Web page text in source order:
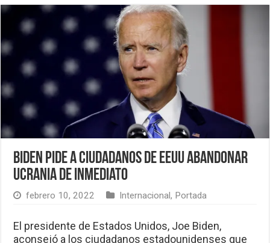
Biden pide a ciudadanos de EEUU abandonar
Ucrania de inmediato
febrero 10, 2022 Internacional, Portada
El presidente de Estados Unidos, Joe Biden,
aconsejó a los ciudadanos estadounidenses que